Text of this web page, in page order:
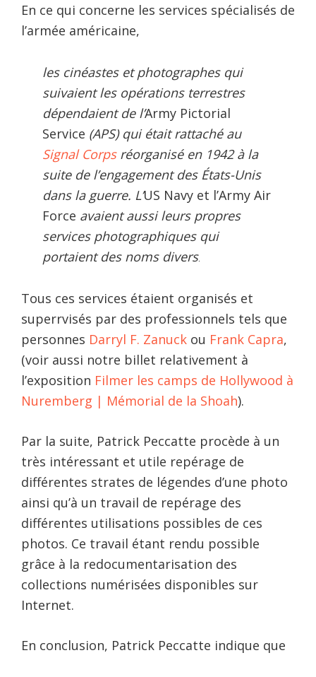
En ce qui concerne les services spécialisés de
l’armée américaine,
les cinéastes et photographes qui
suivaient les opérations terrestres
dépendaient de l’Army Pictorial
Service (APS) qui était rattaché au
Signal Corpsréorganisé en 1942 à la
suite de l’engagement des États-Unis
dans la guerre. L’US Navy et l’Army Air
Force avaient aussi leurs propres
services photographiques qui
portaient des noms divers.
Tous ces services étaient organisés et
superrvisés par des professionnels tels que
personnes Darryl F. Zanuck ou Frank Capra,
(voir aussi notre billet relativement à
l’exposition Filmer les camps de Hollywood à
Nuremberg | Mémorial de la Shoah).
Par la suite, Patrick Peccatte procède à un
très intéressant et utile repérage de
différentes strates de légendes d’une photo
ainsi qu’à un travail de repérage des
différentes utilisations possibles de ces
photos. Ce travail étant rendu possible
grâce à la redocumentarisation des
collections numérisées disponibles sur
Internet.
En conclusion, Patrick Peccatte indique que